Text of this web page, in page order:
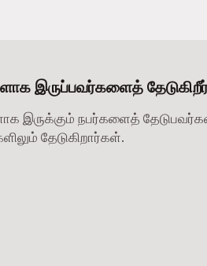
இருப்பவர்களைத்
இருக்கும் நபர்களைத்
தேடுகிறார்கள்.